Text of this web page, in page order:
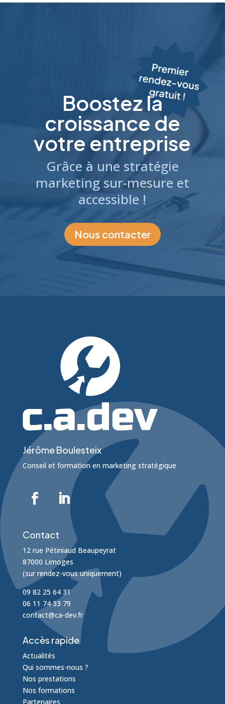
Boostez la
croissance de
votre entreprise
Grâce à une stratégie
marketing sur-mesure et
accessible !
Nous contacter
Jérôme Boulesteix
Conseil et formation en marketing stratégique
Contact
12 rue Pétiniaud Beaupeyrat
87000 Limoges
(sur rendez-vous uniquement)
09 82 25 64 31
06 11 74 33 79
contact@ca-dev.fr
Accès rapide
Actualités
Qui sommes-nous ?
Nos prestations
Nos formations
Partenaires